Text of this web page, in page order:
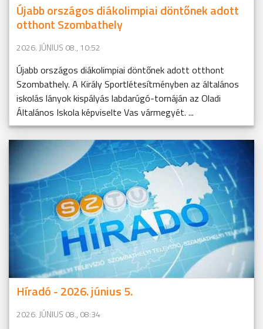
Újabb országos diákolimpiai döntőnek adott
otthont Szombathely
2026. JÚNIUS 08., 10:52
Újabb országos diákolimpiai döntőnek adott otthont
Szombathely. A Király Sportlétesítményben az általános
iskolás lányok kispályás labdarúgó-tornáján az Oladi
Általános Iskola képviselte Vas vármegyét. ...
Híradó - 2026. június 5.
2026. JÚNIUS 08., 08:34